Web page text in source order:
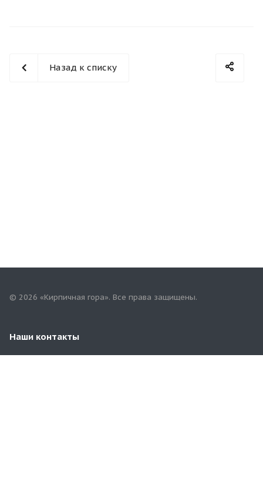
Назад к списку
© 2026 «Кирпичная гора». Все права защищены.
Наши контакты
8 (929) 969-57-54